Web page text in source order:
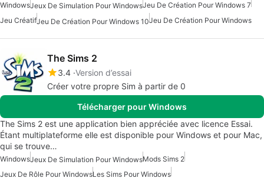
WindowsJeux De Simulation Pour WindowsJeu De Création Pour Windows 7
Jeu CréatifJeu De Création Pour Windows 10Jeu De Création Pour Windows
The Sims 2
3.4 Version d’essai
Créer votre propre Sim à partir de 0
Télécharger pour Windows
The Sims 2 est une application bien appréciée avec licence Essai.
Étant multiplateforme elle est disponible pour Windows et pour Mac,
qui se trouve…
WindowsJeux De Simulation Pour WindowsMods Sims 2
Jeux De Rôle Pour WindowsLes Sims Pour Windows